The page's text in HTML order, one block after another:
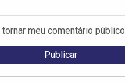
meu comentário público